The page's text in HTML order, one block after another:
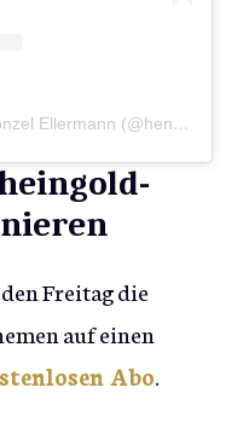
Ein Beitrag geteilt von Henny Monzel Ellermann (@hennysblickwinkel)
Freitag die
auf einen
Abo.